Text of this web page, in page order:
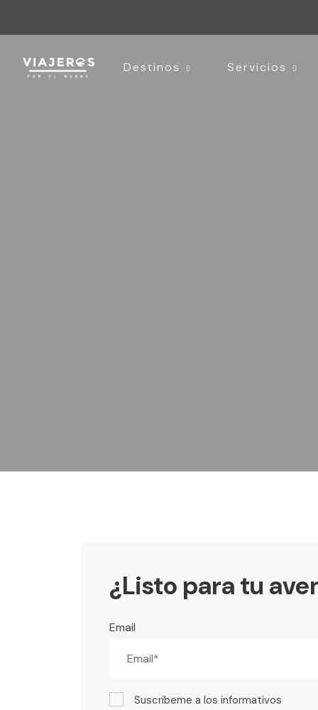
Destinos Servicios
¿Listo para tu
Email
Suscribeme a los informativos